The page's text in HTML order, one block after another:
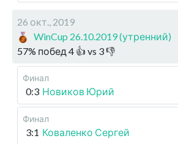
26 окт., 2019
WinCup 26.10.2019 (утренний)
57% побед 4 👍 vs 3👎
Финал
0:3 Новиков Юрий
Финал
3:1 Коваленко Сергей